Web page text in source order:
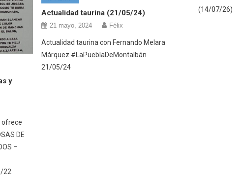
y
ofrece
DE
–
22
Actualidad taurina (21/05/24)
21 mayo, 2024 Félix
Actualidad taurina con Fernando Melara
Márquez #LaPueblaDeMontalbán
21/05/24
(14/07/26)